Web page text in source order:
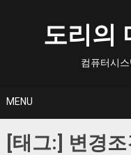
도리의
컴퓨터시
MENU
[태그:] 변경조